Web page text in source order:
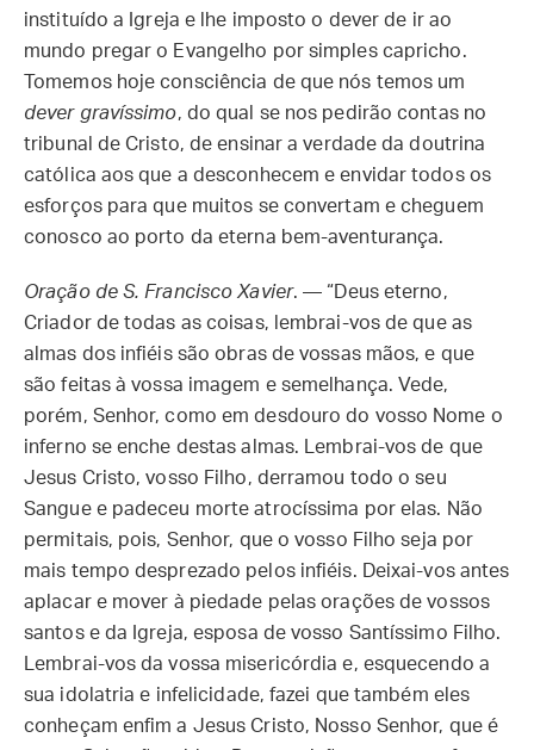
instituído a Igreja e lhe imposto o dever de ir ao
mundo pregar o Evangelho por simples capricho.
Tomemos hoje consciência de que nós temos um
dever gravíssimo, do qual se nos pedirão contas no
tribunal de Cristo, de ensinar a verdade da doutrina
católica aos que a desconhecem e envidar todos os
esforços para que muitos se convertam e cheguem
conosco ao porto da eterna bem-aventurança.
Oração de S. Francisco Xavier. — “Deus eterno,
Criador de todas as coisas, lembrai-vos de que as
almas dos infiéis são obras de vossas mãos, e que
são feitas à vossa imagem e semelhança. Vede,
porém, Senhor, como em desdouro do vosso Nome o
inferno se enche destas almas. Lembrai-vos de que
Jesus Cristo, vosso Filho, derramou todo o seu
Sangue e padeceu morte atrocíssima por elas. Não
permitais, pois, Senhor, que o vosso Filho seja por
mais tempo desprezado pelos infiéis. Deixai-vos antes
aplacar e mover à piedade pelas orações de vossos
santos e da Igreja, esposa de vosso Santíssimo Filho.
Lembrai-vos da vossa misericórdia e, esquecendo a
sua idolatria e infelicidade, fazei que também eles
conheçam enfim a Jesus Cristo, Nosso Senhor, que é